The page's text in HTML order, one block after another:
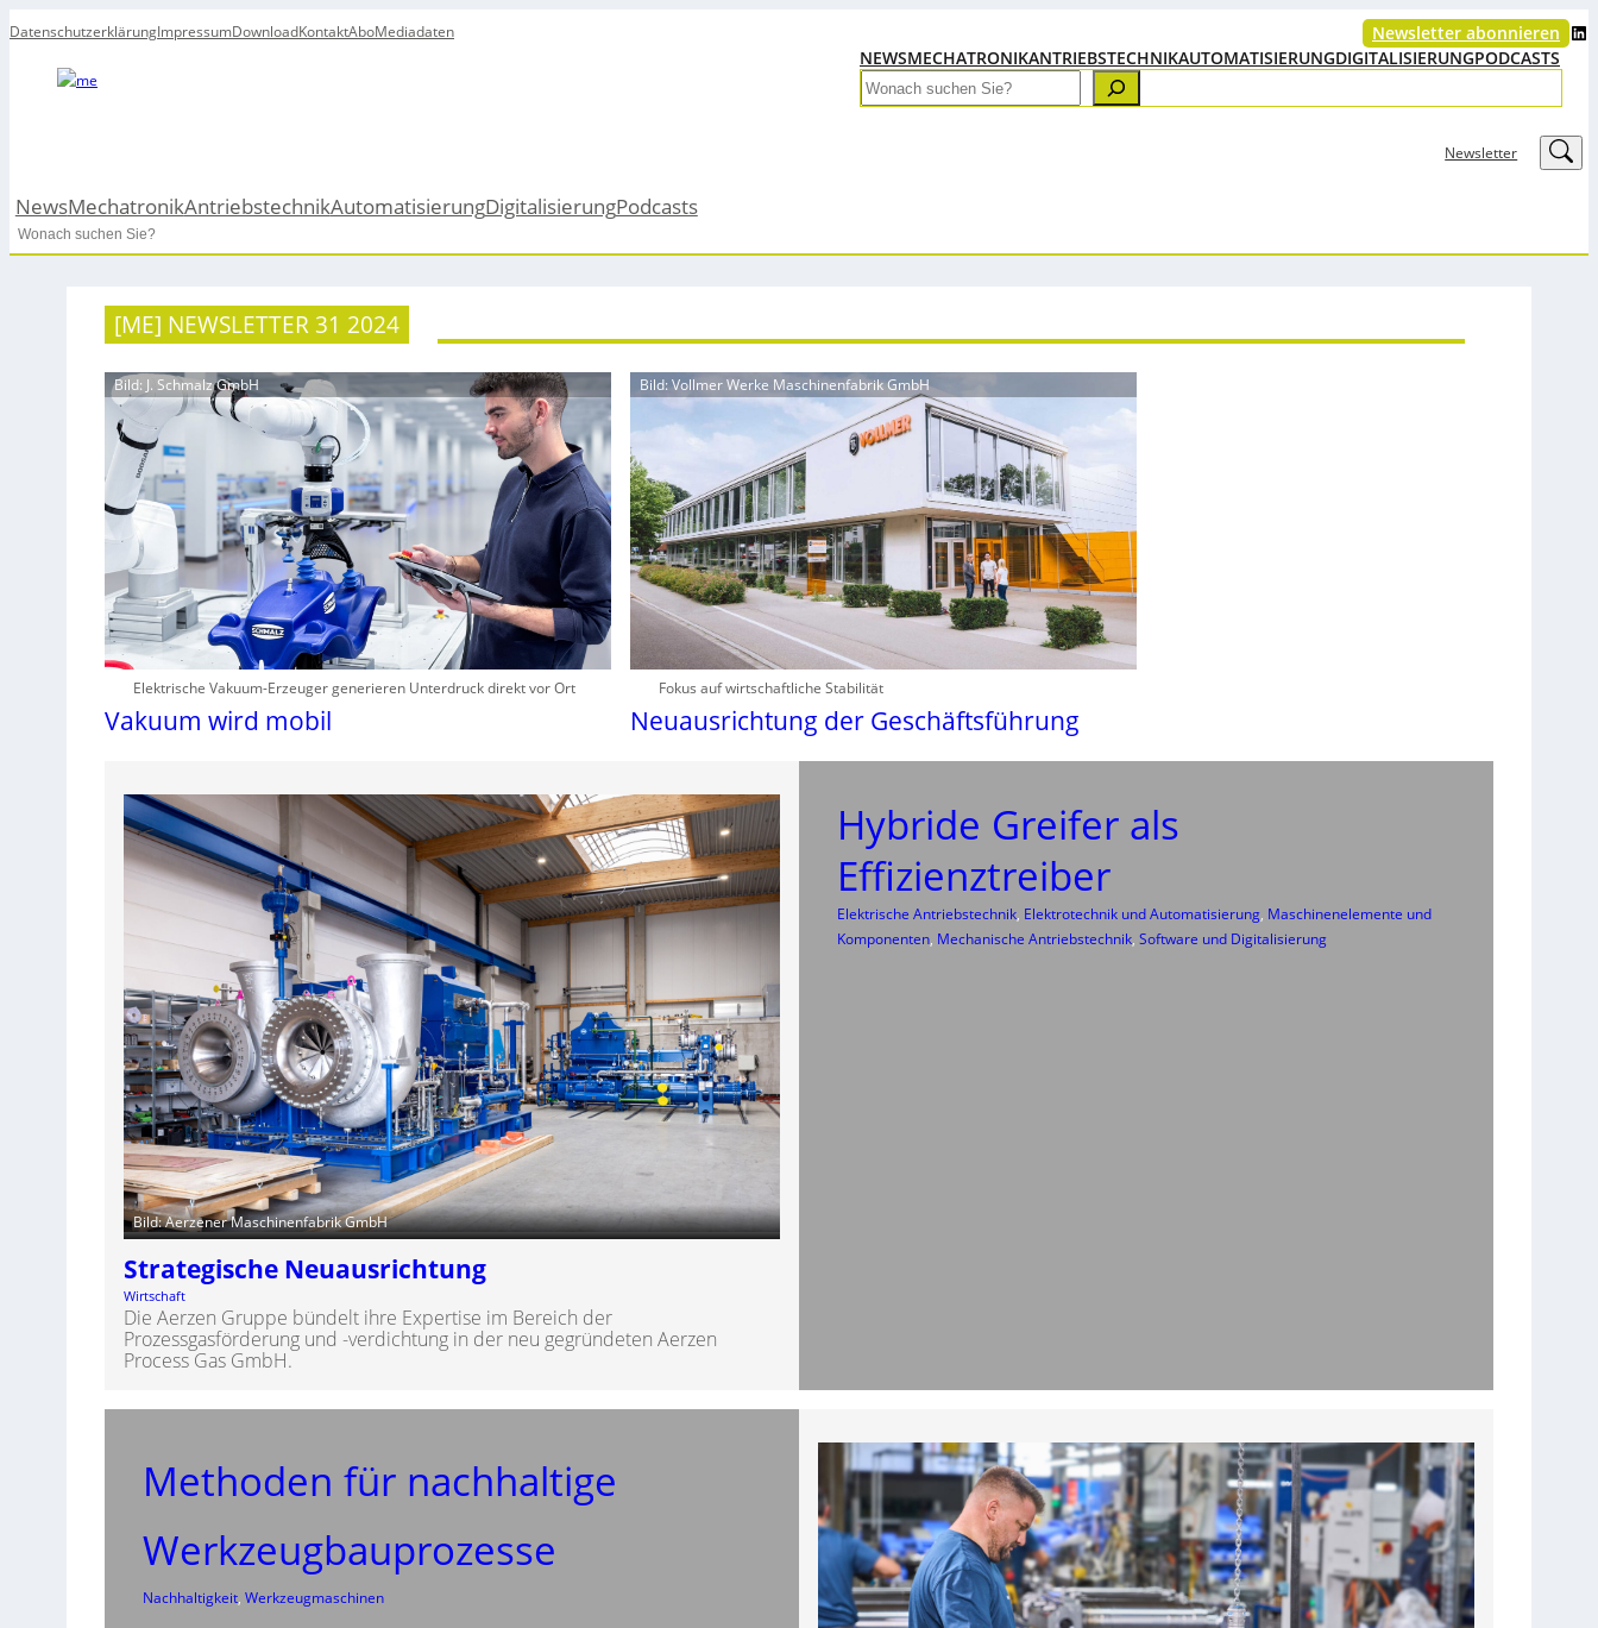
DatenschutzerklärungImpressumDownloadKontaktAboMediadaten Newsletter abonnieren LinkedIn
NEWSMECHATRONIKANTRIEBSTECHNIKAUTOMATISIERUNGDIGITALISIERUNGPODCASTS
Search
Newsletter LinkedIn
NewsMechatronikAntriebstechnikAutomatisierungDigitalisierungPodcasts
Search
[ME] NEWSLETTER 31 2024
Bild: J. Schmalz GmbH
Elektrische Vakuum-Erzeuger generieren Unterdruck direkt vor Ort
Vakuum wird mobil
Bild: Vollmer Werke Maschinenfabrik GmbH
Fokus auf wirtschaftliche Stabilität
Neuausrichtung der Geschäftsführung
Bild: Aerzener Maschinenfabrik GmbH
Strategische Neuausrichtung
Wirtschaft
Die Aerzen Gruppe bündelt ihre Expertise im Bereich der
Prozessgasförderung und -verdichtung in der neu gegründeten Aerzen
Process Gas GmbH.
Hybride Greifer als
Effizienztreiber
Elektrische Antriebstechnik, Elektrotechnik und Automatisierung, Maschinenelemente und
Komponenten, Mechanische Antriebstechnik, Software und Digitalisierung
Methoden für nachhaltige
Werkzeugbauprozesse
Nachhaltigkeit, Werkzeugmaschinen